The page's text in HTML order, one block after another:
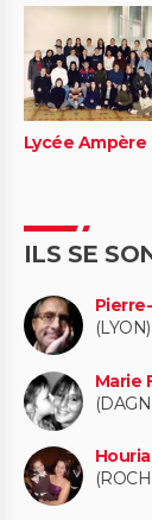
Lycée Ampère
ILS SE
(LYON)
Marie
Houria